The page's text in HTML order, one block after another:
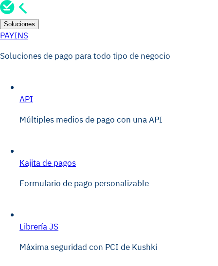
Soluciones
PAYINS
Soluciones de pago para todo tipo de negocio
API
Múltiples medios de pago con una API
Kajita de pagos
Formulario de pago personalizable
Librería JS
Máxima seguridad con PCI de Kushki